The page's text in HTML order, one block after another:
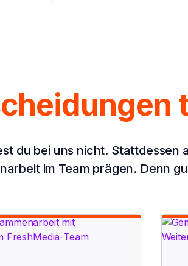
du bei uns nicht. Stattdessen
im Team prägen. Denn